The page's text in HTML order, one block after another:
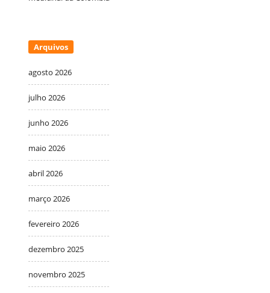
Arquivos
agosto 2026
julho 2026
junho 2026
maio 2026
abril 2026
março 2026
fevereiro 2026
dezembro 2025
novembro 2025